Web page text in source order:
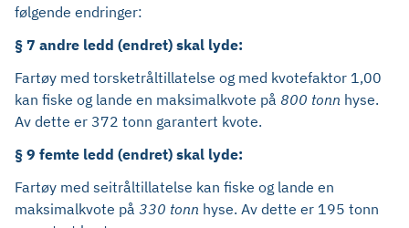
følgende endringer:
§ 7 andre ledd (endret) skal lyde:
Fartøy med torsketråltillatelse og med kvotefaktor 1,00
kan fiske og lande en maksimalkvote på 800 tonn hyse.
Av dette er 372 tonn garantert kvote.
§ 9 femte ledd (endret) skal lyde:
Fartøy med seitråltillatelse kan fiske og lande en
maksimalkvote på 330 tonn hyse. Av dette er 195 tonn